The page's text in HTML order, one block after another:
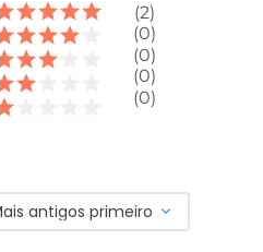
2
0
0
0
0
antigos primeiro